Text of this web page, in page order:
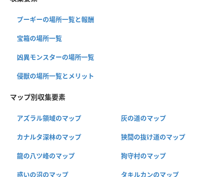
プーギーの場所一覧と報酬
宝箱の場所一覧
凶異モンスターの場所一覧
侵獣の場所一覧とメリット
マップ別収集要素
アズラル領域のマップ 灰の道のマップ
カナルタ深林のマップ 狭間の抜け道のマップ
龍の八ツ峰のマップ 狗守村のマップ
惑いの沼のマップ タキルカンのマップ